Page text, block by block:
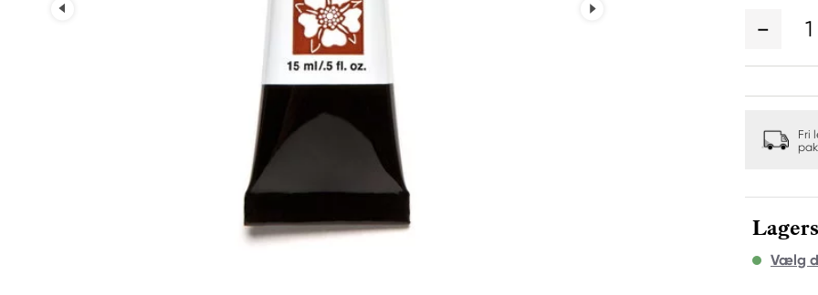
1
Fri
Vælg